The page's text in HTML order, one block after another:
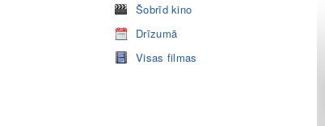
Šobrīd kino
Drīzumā
Visas filmas